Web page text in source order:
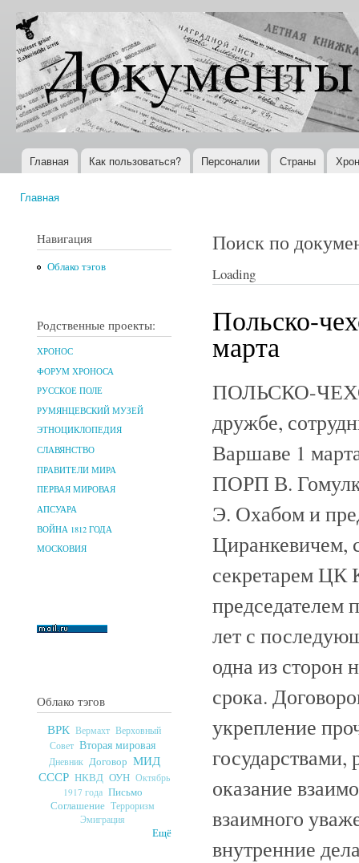
Документы
XX века
Всемирная
история в
Интернете
Главное меню
Главная Как пользоваться? Персоналии Страны
Главная
Навигация
Облако тэгов
Родственные проекты:
ХРОНОС
ФОРУМ ХРОНОСА
РУССКОЕ ПОЛЕ
РУМЯНЦЕВСКИЙ МУЗЕЙ
ЭТНОЦИКЛОПЕДИЯ
СЛАВЯНСТВО
ПРАВИТЕЛИ МИРА
ПЕРВАЯ МИРОВАЯ
АПСУАРА
ВОЙНА 1812 ГОДА
МОСКОВИЯ
Облако тэгов
ВРК Вермахт Верховный
Совет Вторая мировая
Дневник Договор МИД
СССР НКВД ОУН Октябрь
1917 года Письмо
Соглашение Терроризм
Эмиграция
Ещё
Поиск по
Loading
Польско-
марта
ПОЛЬСКО-
дружбе,
Варшаве 1
ПОРП В.
Э. Охабом и
Циранкевичем,
секретарем
председателем
лет с
одна из сторон
срока.
укрепление
государствами,
оказание
взаимного
внутренние